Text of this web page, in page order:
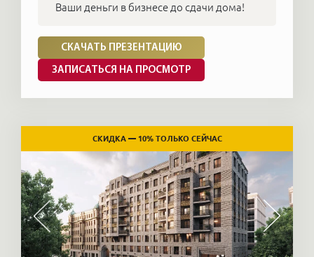
Ваши деньги в бизнесе до сдачи дома!
СКАЧАТЬ ПРЕЗЕНТАЦИЮ
ЗАПИСАТЬСЯ НА ПРОСМОТР
СКИДКА — 10% ТОЛЬКО СЕЙЧАС